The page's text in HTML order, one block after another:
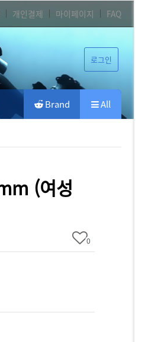
개인결제 마이페이지 FAQ
로그인
All
Brand
(여성
0